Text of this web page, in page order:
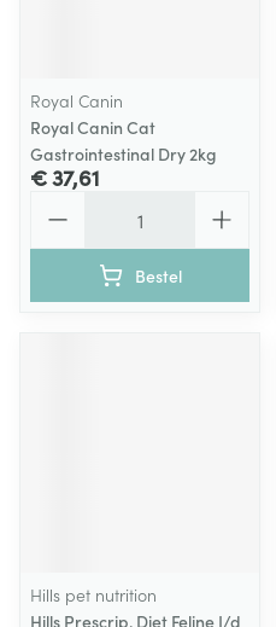
Royal Canin
Royal Canin Cat
Gastrointestinal Dry 2kg
€ 37,61
Bestel
Hills pet nutrition
Hills Prescrip. Diet Feline I/d